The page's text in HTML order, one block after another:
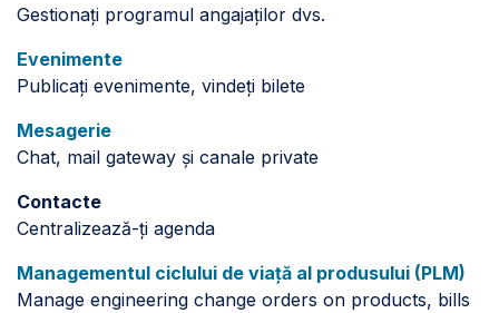
Gestionați programul angajaților dvs.
Evenimente
Publicați evenimente, vindeți bilete
Mesagerie
Chat, mail gateway și canale private
Contacte
Centralizează-ți agenda
Managementul ciclului de viață al produsului (PLM)
Manage engineering change orders on products, bills